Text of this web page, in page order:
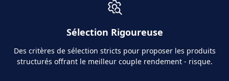
Sélection Rigoureuse
Des critères de sélection stricts pour proposer les produits
structurés offrant le meilleur couple rendement - risque.